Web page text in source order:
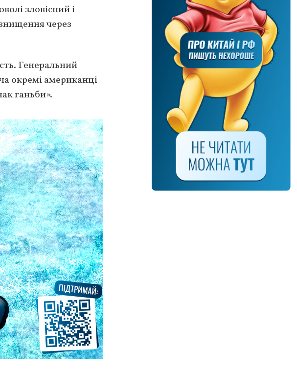
зловісний і
через
Генеральний
окремі американці
ганьби».